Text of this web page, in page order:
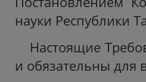
науки Республики
Настоящие
и обязательны для